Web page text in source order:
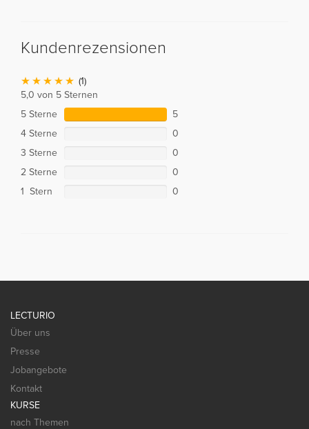
Kundenrezensionen
(1)
5,0 von 5 Sternen
5 Sterne
5
4 Sterne
0
3 Sterne
0
2 Sterne
0
1 Stern
0
LECTURIO
Über uns
Presse
Jobangebote
Kontakt
KURSE
nach Themen